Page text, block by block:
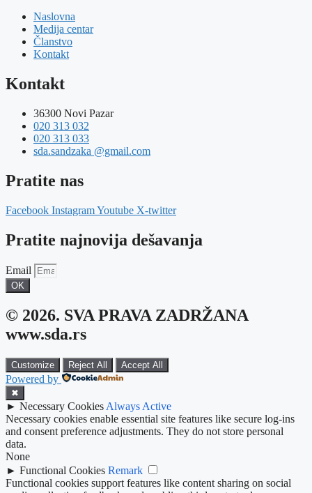
Naslovna
Medija centar
Članstvo
Kontakt
Kontakt
36300 Novi Pazar
020 313 032
020 313 033
sda.sandzaka @gmail.com
Pratite nas
Facebook InstagramYoutube X-twitter
Pratite najnovija dešavanja
Email
OK
© 2026. SVA PRAVA ZADRŽANA
www.sda.rs
Customize Reject All Accept All
Powered by
✖
► Necessary Cookies Always Active
Necessary cookies enable essential site features like secure log-ins
and consent preference adjustments. They do not store personal
data.
None
► Functional Cookies Remark
Functional cookies support features like content sharing on social